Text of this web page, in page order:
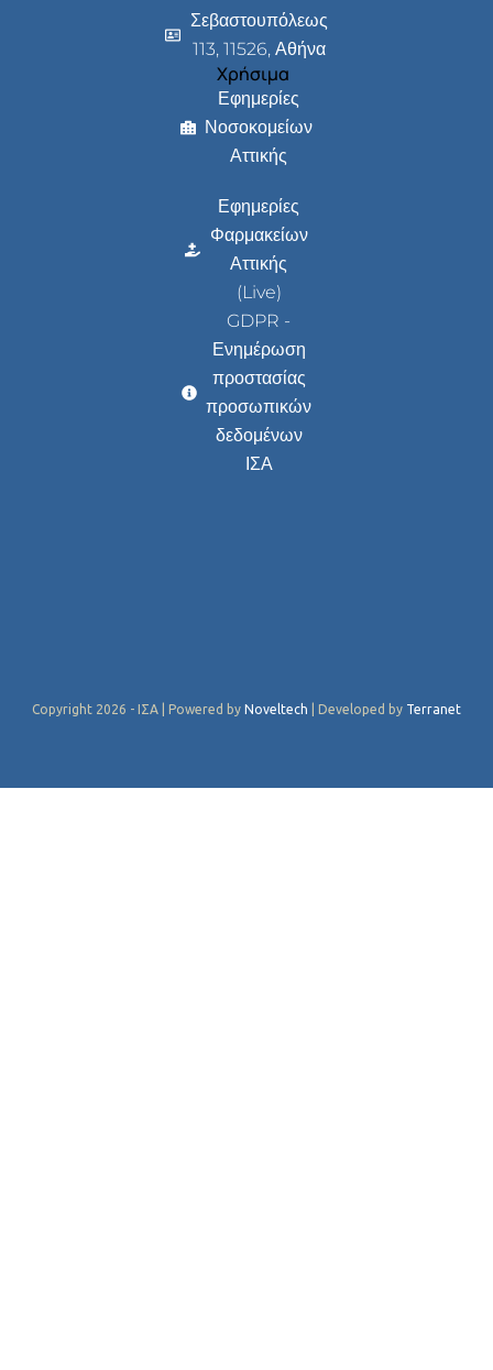
Σεβαστουπόλεως
113, 11526, Αθήνα
Χρήσιμα
Εφημερίες
Νοσοκομείων
Αττικής
Εφημερίες
Φαρμακείων
Αττικής
(Live)
GDPR -
Ενημέρωση
προστασίας
προσωπικών
δεδομένων
ΙΣΑ
Copyright 2026 - ΙΣΑ | Powered by Noveltech | Developed by Terranet